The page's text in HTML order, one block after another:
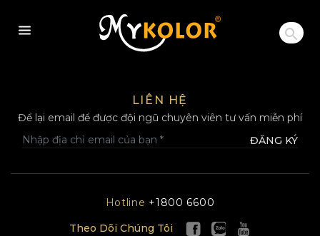
MYKOLOR
LIÊN HỆ
Để lại email để được đội ngũ chuyên viên tư vấn miễn phí
ĐĂNG KÝ
Hotline +1800 6600
Theo Dõi Chúng Tôi